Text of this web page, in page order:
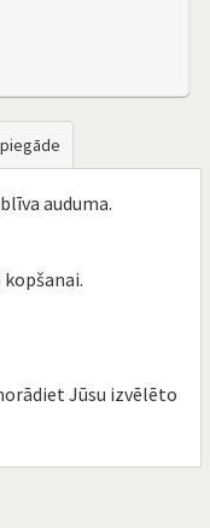
auduma.
Jūsu izvēlēto